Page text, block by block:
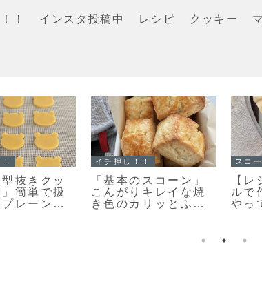
！ インスタ投稿中 レシピ クッキー
たくなる美
原はるみ
ッキー作
イチ押し！！
「栗のマフィン」ま
るで栗のバターケー
キ🌰しっとり美味し
イチ
「
ー」
わい
ピだ